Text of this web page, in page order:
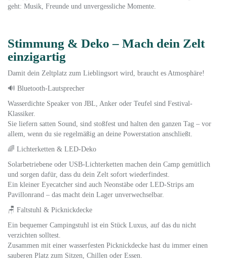
geht: Musik, Freunde und unvergessliche Momente.
Stimmung & Deko – Mach dein Zelt
einzigartig
Damit dein Zeltplatz zum Lieblingsort wird, braucht es Atmosphäre!
🔊 Bluetooth-Lautsprecher
Wasserdichte Speaker von JBL, Anker oder Teufel sind Festival-
Klassiker.
Sie liefern satten Sound, sind stoßfest und halten den ganzen Tag – vor
allem, wenn du sie regelmäßig an deine Powerstation anschließt.
🌈 Lichterketten & LED-Deko
Solarbetriebene oder USB-Lichterketten machen dein Camp gemütlich
und sorgen dafür, dass du dein Zelt sofort wiederfindest.
Ein kleiner Eyecatcher sind auch Neonstäbe oder LED-Strips am
Pavillonrand – das macht dein Lager unverwechselbar.
🪑 Faltstuhl & Picknickdecke
Ein bequemer Campingstuhl ist ein Stück Luxus, auf das du nicht
verzichten solltest.
Zusammen mit einer wasserfesten Picknickdecke hast du immer einen
sauberen Platz zum Sitzen, Chillen oder Essen.